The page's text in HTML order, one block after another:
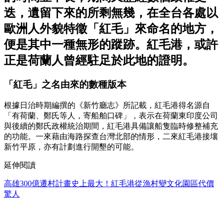
迭，遺留下來的所剩無幾，在全台各處以
歐洲人外貌特徵「紅毛」來命名的地方，
便是其中一種無形的蹤跡。紅毛港，或許
正是荷蘭人曾經駐足於此地的證明。
「紅毛」之名由來的數種版本
根據日治時期編撰的《新竹廳志》所記載，紅毛港得名源自
「有荷蘭、鄭氏等人，寄船舶口碑」，表示在荷蘭東印度公司
與後續的鄭氏政權統治期間，紅毛港具備讓船隻臨時修整補充
的功能。一來藉由海路探查台灣北部的情形，二來紅毛港接壤
新竹平原，亦有計劃進行開墾的可能。
延伸閱讀
高雄300億遷村計畫史上最大！紅毛港從漁村變文化園區代價
驚人